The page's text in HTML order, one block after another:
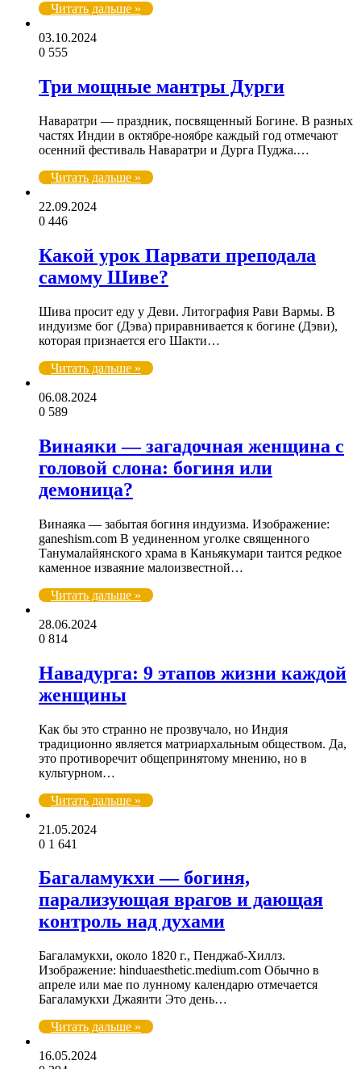
Читать дальше »
03.10.2024
0 555
Три мощные мантры Дурги
Наваратри — праздник, посвященный Богине. В разных
частях Индии в октябре-ноябре каждый год отмечают
осенний фестиваль Наваратри и Дурга Пуджа.…
Читать дальше »
22.09.2024
0 446
Какой урок Парвати преподала
самому Шиве?
Шива просит еду у Деви. Литография Рави Вармы. В
индуизме бог (Дэва) приравнивается к богине (Дэви),
которая признается его Шакти…
Читать дальше »
06.08.2024
0 589
Винаяки — загадочная женщина с
головой слона: богиня или
демоница?
Винаяка — забытая богиня индуизма. Изображение:
ganeshism.com В уединенном уголке священного
Танумалайянского храма в Каньякумари таится редкое
каменное изваяние малоизвестной…
Читать дальше »
28.06.2024
0 814
Навадурга: 9 этапов жизни каждой
женщины
Как бы это странно не прозвучало, но Индия
традиционно является матриархальным обществом. Да,
это противоречит общепринятому мнению, но в
культурном…
Читать дальше »
21.05.2024
0 1 641
Багаламукхи — богиня,
парализующая врагов и дающая
контроль над духами
Багаламукхи, около 1820 г., Пенджаб-Хиллз.
Изображение: hinduaesthetic.medium.com Обычно в
апреле или мае по лунному календарю отмечается
Багаламукхи Джаянти Это день…
Читать дальше »
16.05.2024